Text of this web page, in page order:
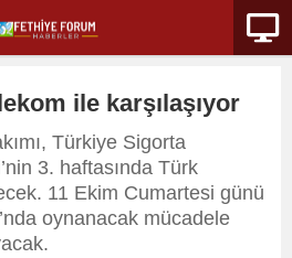
ile karşılaşıyor
Türkiye Sigorta
3. haftasında Türk
11 Ekim Cumartesi günü
oynanacak mücadele